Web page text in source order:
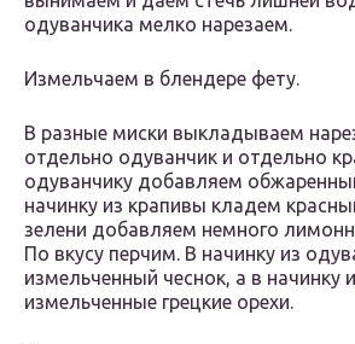
одуванчика мелко нарезаем.
Измельчаем в блендере фету.
В разные миски выкладываем
отдельно одуванчик и отдельно
одуванчику добавляем
начинку из крапивы кладем
зелени добавляем немного
По вкусу перчим. В начинку из
измельченный чеснок, а в начинку
измельченные грецкие орехи.